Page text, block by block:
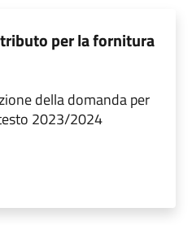
per la fornitura
della domanda per
2023/2024